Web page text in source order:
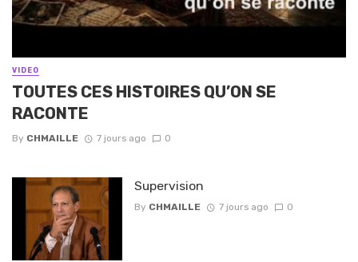
VIDEO
TOUTES CES HISTOIRES QU’ON SE
RACONTE
By CHMAILLE 7 jours ago 0
Supervision
By CHMAILLE 7 jours ago 0